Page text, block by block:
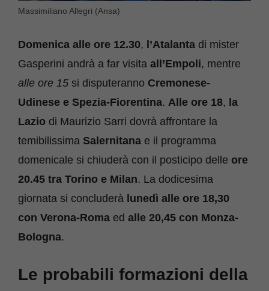
Massimiliano Allegri (Ansa)
Domenica alle ore 12.30, l’Atalanta di mister
Gasperini andrà a far visita all’Empoli, mentre
alle ore 15 si disputeranno Cremonese-
Udinese e Spezia-Fiorentina. Alle ore 18, la
Lazio di Maurizio Sarri dovrà affrontare la
temibilissima Salernitana e il programma
domenicale si chiuderà con il posticipo delle ore
20.45 tra Torino e Milan. La dodicesima
giornata si concluderà lunedì alle ore 18,30
con Verona-Roma ed alle 20,45 con Monza-
Bologna.
Le probabili formazioni della